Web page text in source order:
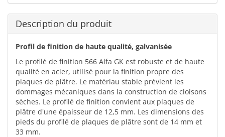
Description du produit
Profil de finition de haute qualité, galvanisée
Le profilé de finition 566 Alfa GK est robuste et de haute
qualité en acier, utilisé pour la finition propre des
plaques de plâtre. Le matériau stable prévient les
dommages mécaniques dans la construction de cloisons
sèches. Le profilé de finition convient aux plaques de
plâtre d'une épaisseur de 12,5 mm. Les dimensions des
pieds du profilé de plaques de plâtre sont de 14 mm et
33 mm.